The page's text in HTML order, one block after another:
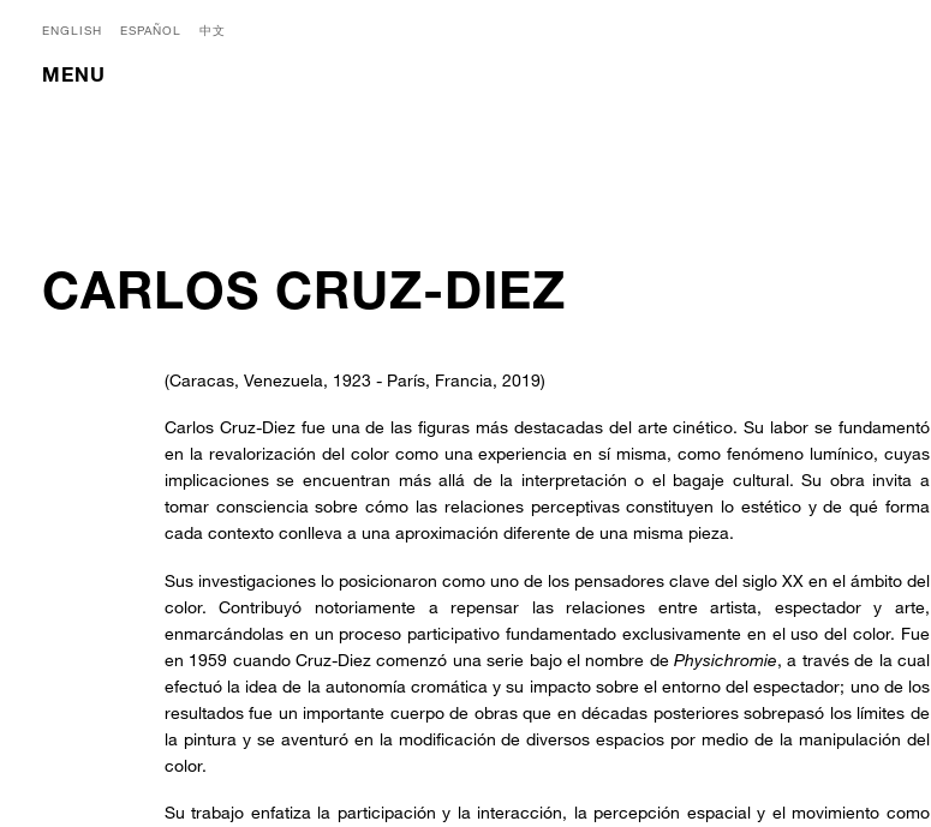
ENGLISH ESPAÑOL 中文
MENU
CARLOS CRUZ-DIEZ
(Caracas, Venezuela, 1923 - París, Francia, 2019)
Carlos Cruz-Diez fue una de las figuras más destacadas del arte cinético. Su labor se fundamentó
en la revalorización del color como una experiencia en sí misma, como fenómeno lumínico, cuyas
implicaciones se encuentran más allá de la interpretación o el bagaje cultural. Su obra invita a
tomar consciencia sobre cómo las relaciones perceptivas constituyen lo estético y de qué forma
cada contexto conlleva a una aproximación diferente de una misma pieza.
Sus investigaciones lo posicionaron como uno de los pensadores clave del siglo XX en el ámbito del
color. Contribuyó notoriamente a repensar las relaciones entre artista, espectador y arte,
enmarcándolas en un proceso participativo fundamentado exclusivamente en el uso del color. Fue
en 1959 cuando Cruz-Diez comenzó una serie bajo el nombre dePhysichromie, a través de la cual
efectuó la idea de la autonomía cromática y su impacto sobre el entorno del espectador; uno de los
resultados fue un importante cuerpo de obras que en décadas posteriores sobrepasó los límites de
la pintura y se aventuró en la modificación de diversos espacios por medio de la manipulación del
color.
Su trabajo enfatiza la participación y la interacción, la percepción espacial y el movimiento como